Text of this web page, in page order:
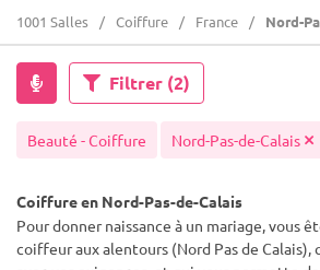
1001 Salles Coiffure France Nord-
Filtrer (2)
Beauté - Coiffure Nord-Pas-de-Calais
Coiffure en Nord-Pas-de-Calais
Pour donner naissance à un mariage, vous
coiffeur aux alentours (Nord Pas de Calais),